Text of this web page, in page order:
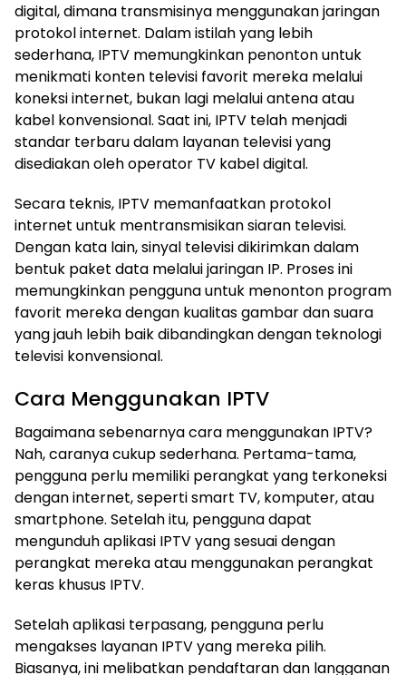
digital, dimana transmisinya menggunakan jaringan
protokol internet. Dalam istilah yang lebih
sederhana, IPTV memungkinkan penonton untuk
menikmati konten televisi favorit mereka melalui
koneksi internet, bukan lagi melalui antena atau
kabel konvensional. Saat ini, IPTV telah menjadi
standar terbaru dalam layanan televisi yang
disediakan oleh operator TV kabel digital.
Secara teknis, IPTV memanfaatkan protokol
internet untuk mentransmisikan siaran televisi.
Dengan kata lain, sinyal televisi dikirimkan dalam
bentuk paket data melalui jaringan IP. Proses ini
memungkinkan pengguna untuk menonton program
favorit mereka dengan kualitas gambar dan suara
yang jauh lebih baik dibandingkan dengan teknologi
televisi konvensional.
Cara Menggunakan IPTV
Bagaimana sebenarnya cara menggunakan IPTV?
Nah, caranya cukup sederhana. Pertama-tama,
pengguna perlu memiliki perangkat yang terkoneksi
dengan internet, seperti smart TV, komputer, atau
smartphone. Setelah itu, pengguna dapat
mengunduh aplikasi IPTV yang sesuai dengan
perangkat mereka atau menggunakan perangkat
keras khusus IPTV.
Setelah aplikasi terpasang, pengguna perlu
mengakses layanan IPTV yang mereka pilih.
Biasanya, ini melibatkan pendaftaran dan langganan